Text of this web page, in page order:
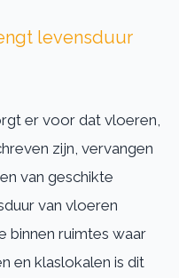
levensduur
er voor dat vloeren,
zijn, vervangen
van geschikte
van vloeren
binnen ruimtes waar
en klaslokalen is dit